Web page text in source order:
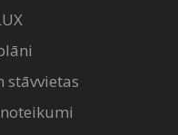
stāvvietas